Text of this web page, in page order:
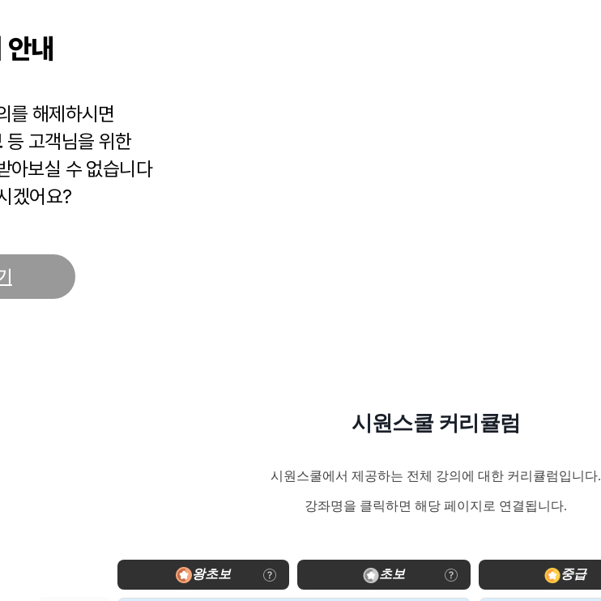
내
를 해제하시면
등 고객님을 위한
아보실 수 없습니다
겠어요?
시원스쿨 커리큘럼
시원스쿨에서 제공하는 전체 강의에 대한 커리큘럼입니다.
강좌명을 클릭하면 해당 페이지로 연결됩니다.
왕초보 초보 중급